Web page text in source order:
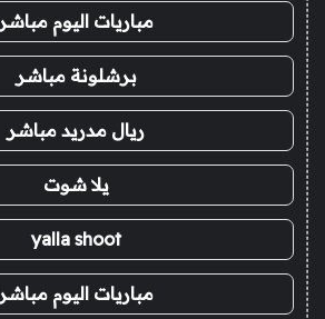
مباريات اليوم مباشر
برشلونة مباشر
ريال مدريد مباشر
يلا شوت
yalla shoot
مباريات اليوم مباشر